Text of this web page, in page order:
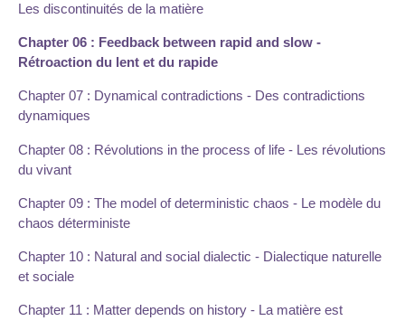
Les discontinuités de la matière
Chapter 06 : Feedback between rapid and slow -
Rétroaction du lent et du rapide
Chapter 07 : Dynamical contradictions - Des contradictions
dynamiques
Chapter 08 : Révolutions in the process of life - Les révolutions
du vivant
Chapter 09 : The model of deterministic chaos - Le modèle du
chaos déterministe
Chapter 10 : Natural and social dialectic - Dialectique naturelle
et sociale
Chapter 11 : Matter depends on history - La matière est